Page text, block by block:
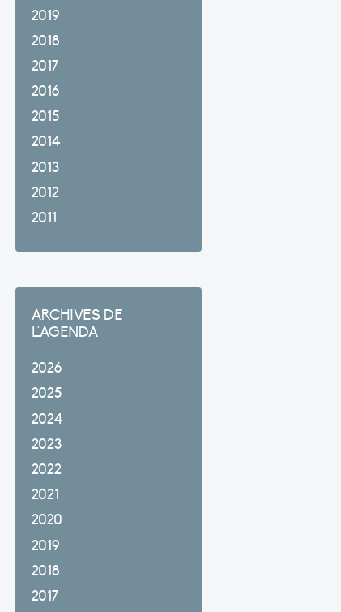
2019
2018
2017
2016
2015
2014
2013
2012
2011
ARCHIVES DE
L'AGENDA
2026
2025
2024
2023
2022
2021
2020
2019
2018
2017